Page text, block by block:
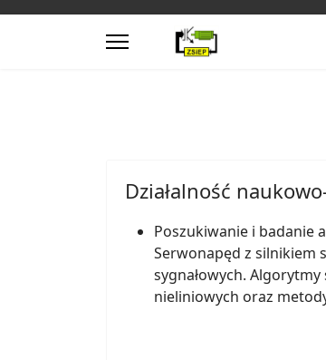
Działalność
Poszukiwanie i badanie
Serwonapęd z silnikiem
sygnałowych.
nieliniowych oraz